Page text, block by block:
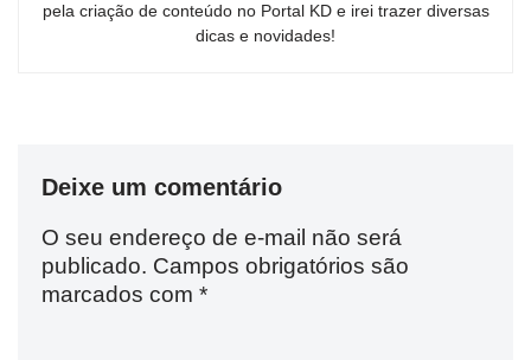
pela criação de conteúdo no Portal KD e irei trazer diversas
dicas e novidades!
Deixe um comentário
O seu endereço de e-mail não será
publicado. Campos obrigatórios são
marcados com *